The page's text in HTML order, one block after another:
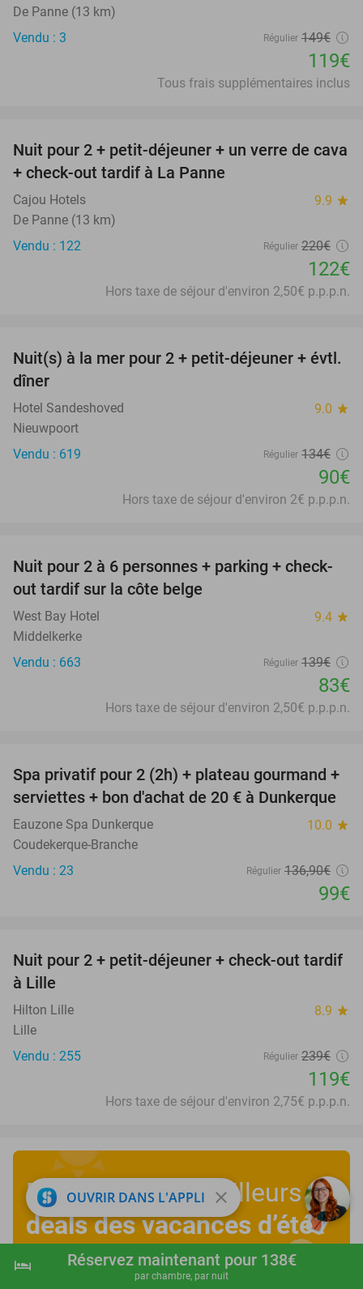
shopping_cart Réserver maintenant
hotel Réservez maintenant pour 138€
par chambre, par nuit
De Panne (13 km)
Vendu : 3
Régulier 149€
119€
Tous frais supplémentaires inclus
45%
Nuit pour 2 + petit-déjeuner + un verre de cava
+ check-out tardif à La Panne
Cajou Hotels 9.9 star
De Panne (13 km)
Vendu : 122
Régulier 220€
122€
Hors taxe de séjour d'environ 2,50€ p.p.p.n.
33%
Nuit(s) à la mer pour 2 + petit-déjeuner + évtl.
dîner
Hotel Sandeshoved 9.0 star
Nieuwpoort
Vendu : 619
Régulier 134€
90€
Hors taxe de séjour d'environ 2€ p.p.p.n.
40%
Nuit pour 2 à 6 personnes + parking + check-
out tardif sur la côte belge
West Bay Hotel 9.4 star
Middelkerke
Vendu : 663
Régulier 139€
83€
Hors taxe de séjour d'environ 2,50€ p.p.p.n.
28%
Spa privatif pour 2 (2h) + plateau gourmand +
serviettes + bon d'achat de 20 € à Dunkerque
Eauzone Spa Dunkerque 10.0 star
Coudekerque-Branche
Vendu : 23
Régulier 136,90€
99€
50%
Nuit pour 2 + petit-déjeuner + check-out tardif
à Lille
Hilton Lille 8.9 star
Lille
Vendu : 255
Régulier 239€
119€
Hors taxe de séjour d'environ 2,75€ p.p.p.n.
Découvrez les meilleurs
deals des vacances d’été!
Découvrez maintenant
OUVRIR DANS L'APPLI close